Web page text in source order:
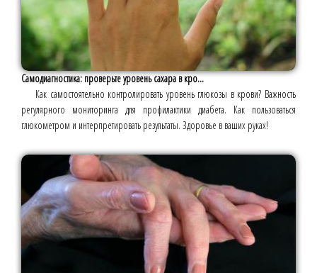
Самодиагностика: проверьте уровень сахара в кро...
Как самостоятельно контролировать уровень глюкозы в крови? Важность
регулярного мониторинга для профилактики диабета. Как пользоваться
глюкометром и интерпретировать результаты. Здоровье в ваших руках!